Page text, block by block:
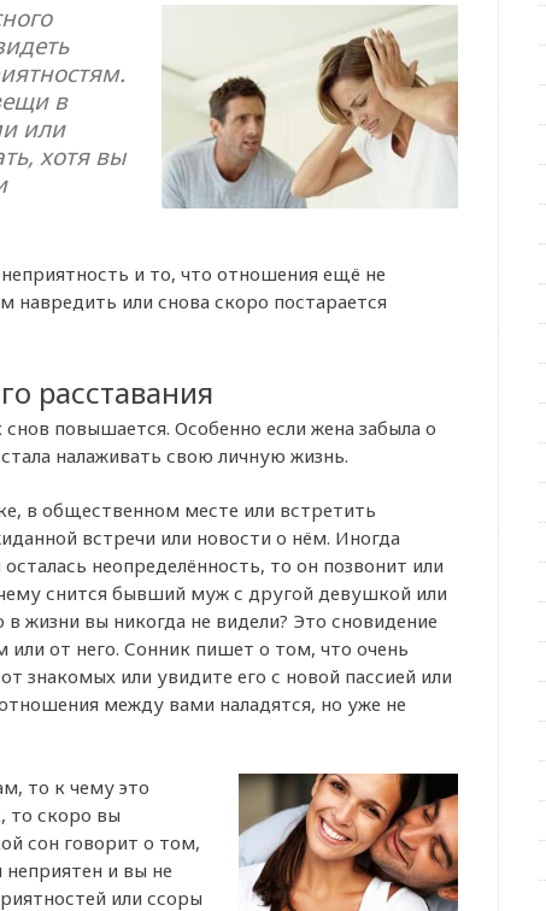
в
или
хотя вы
и то, что отношения ещё не
навредить или снова скоро постарается
расставания
повышается. Особенно если жена забыла о
налаживать свою личную жизнь.
в общественном месте или встретить
встречи или новости о нём. Иногда
неопределённость, то он позвонит или
снится бывший муж с другой девушкой или
жизни вы никогда не видели? Это сновидение
или от него. Сонник пишет о том, что очень
знакомых или увидите его с новой пассией или
между вами наладятся, но уже не
то к чему это
то скоро вы
сон говорит о том,
и вы не
или ссоры